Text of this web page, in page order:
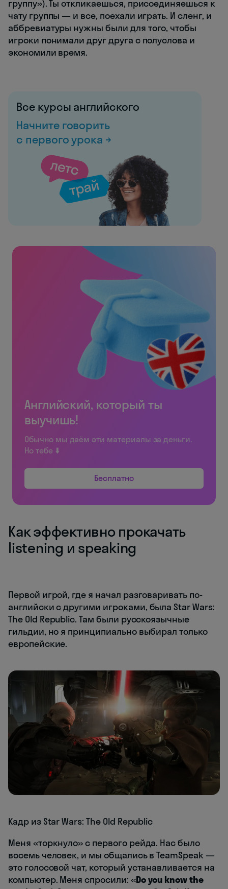
группу»). Ты откликаешься, присоединяешься к
чату группы — и все, поехали играть. И сленг, и
аббревиатуры нужны были для того, чтобы
игроки понимали друг друга с полуслова и
экономили время.
Все курсы английского
Начните говорить
с первого урока →
Английский, который ты
выучишь!
Обычно мы даём эти материалы за деньги.
Но тебе ⬇️
Бесплатно
Как эффективно прокачать
listening и speaking
Первой игрой, где я начал разговаривать по-
английски с другими игроками, была Star Wars:
The Old Republic. Там были русскоязычные
гильдии, но я принципиально выбирал только
европейские.
Кадр из Star Wars: The Old Republic
Меня «торкнуло» с первого рейда. Нас было
восемь человек, и мы общались в TeamSpeak —
это голосовой чат, который устанавливается на
компьютер. Меня спросили: «Do you know the